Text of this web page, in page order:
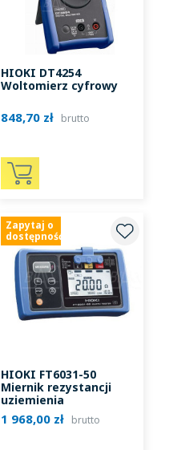
HIOKI DT4254
Woltomierz cyfrowy
848,70 zł brutto
Zapytaj o
dostępność
HIOKI FT6031-50
Miernik rezystancji
uziemienia
1 968,00 zł brutto